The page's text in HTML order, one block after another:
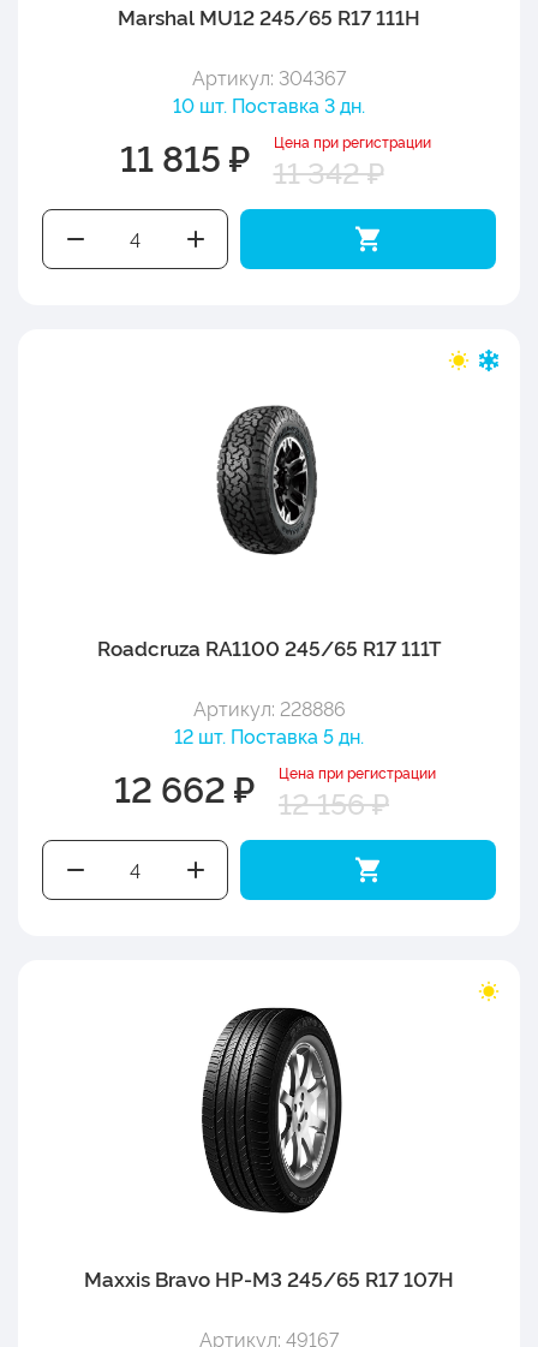
Marshal MU12 245/65 R17 111H
Артикул: 304367
10 шт. Поставка 3 дн.
11 815 ₽ Цена при регистрации
11 342 ₽
Roadcruza RA1100 245/65 R17 111T
Артикул: 228886
12 шт. Поставка 5 дн.
12 662 ₽ Цена при регистрации
12 156 ₽
Maxxis Bravo HP-M3 245/65 R17 107H
Артикул: 49167